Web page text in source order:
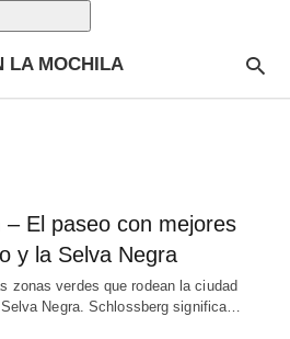
LA MOCHILA
– El paseo con mejores
y la Selva Negra
zonas verdes que rodean la ciudad
Negra. Schlossberg significa…